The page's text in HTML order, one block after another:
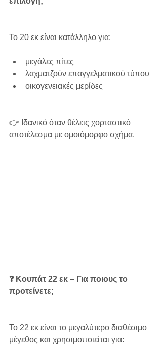
Το 20 εκ είναι κατάλληλο για:
μεγάλες πίτες
λαχματζούν επαγγελματικού τύπου
οικογενειακές μερίδες
👉 Ιδανικό όταν θέλεις χορταστικό
αποτέλεσμα με ομοιόμορφο σχήμα.
❓ Κουπάτ 22 εκ – Για ποιους το
προτείνετε;
Το 22 εκ είναι το μεγαλύτερο διαθέσιμο
μέγεθος και χρησιμοποιείται για: